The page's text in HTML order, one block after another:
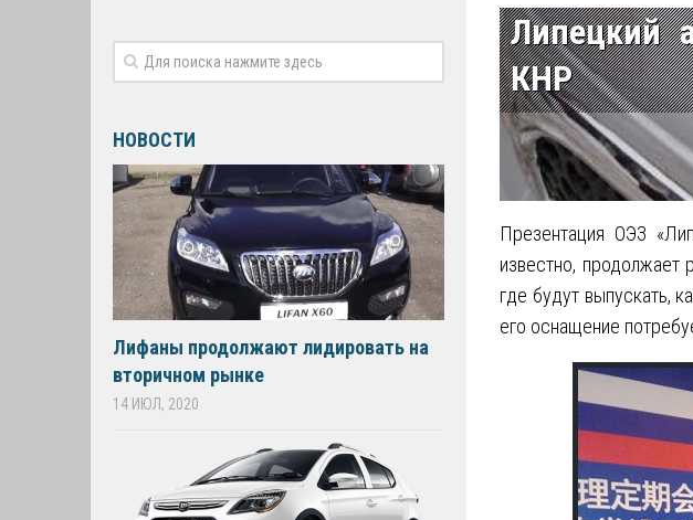
Липецкий
КНР
Презентация ОЭЗ
известно, продолжает
где будут выпускать,
его оснащение
НОВОСТИ
Лифаны продолжают лидировать на
вторичном рынке
14 ИЮЛ, 2020